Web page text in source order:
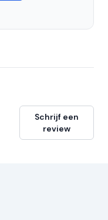
Schrijf een
review